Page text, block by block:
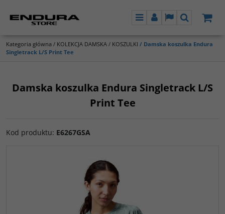
MenuPanel LangSzukaj
Kategoria główna / KOLEKCJA DAMSKA / KOSZULKI / Damska koszulka Endura
Singletrack L/S Print Tee
Damska koszulka Endura Singletrack L/S
Print Tee
Kod produktu: E6267GSA